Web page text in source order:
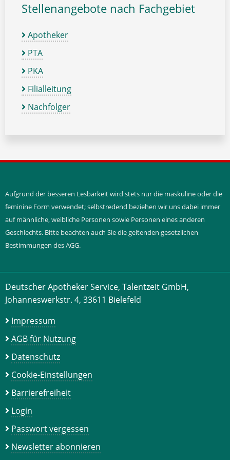
Stellenangebote nach Fachgebiet
Apotheker
PTA
PKA
Filialleitung
Nachfolger
Aufgrund der besseren Lesbarkeit wird stets nur die maskuline oder die
feminine Form verwendet; selbstredend beziehen wir uns dabei immer
auf männliche, weibliche Personen sowie Personen eines anderen
Geschlechts. Bitte beachten auch Sie die geltenden gesetzlichen
Bestimmungen des AGG.
Deutscher Apotheker Service, Talentzeit GmbH,
Johanneswerkstr. 4, 33611 Bielefeld
Impressum
AGB für Nutzung
Datenschutz
Cookie-Einstellungen
Barrierefreiheit
Login
Passwort vergessen
Newsletter abonnieren